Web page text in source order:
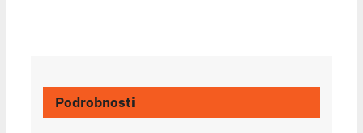
Podrobnosti